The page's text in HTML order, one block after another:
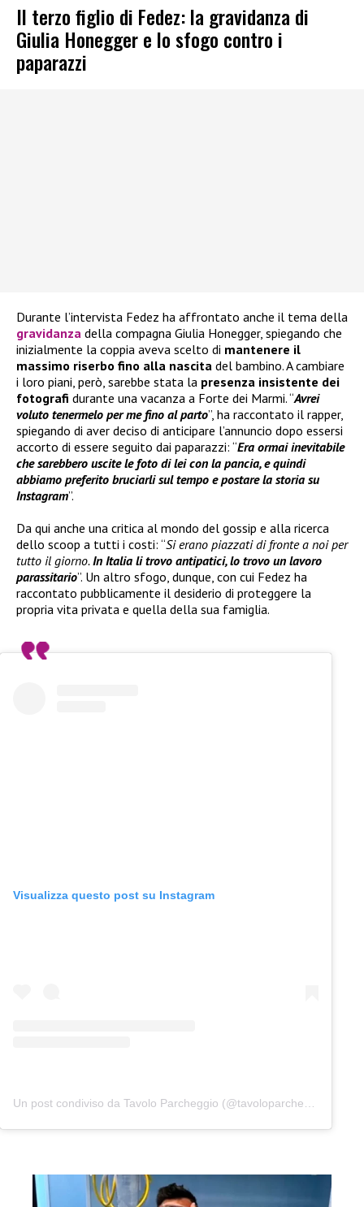
Il terzo figlio di Fedez: la gravidanza di
Giulia Honegger e lo sfogo contro i
paparazzi
Durante l’intervista Fedez ha affrontato anche il tema della
gravidanza della compagna Giulia Honegger, spiegando che
inizialmente la coppia aveva scelto di mantenere il
massimo riserbo fino alla nascita del bambino. A cambiare
i loro piani, però, sarebbe stata la presenza insistente dei
fotografi durante una vacanza a Forte dei Marmi. “Avrei
voluto tenermelo per me fino al parto”, ha raccontato il rapper,
spiegando di aver deciso di anticipare l’annuncio dopo essersi
accorto di essere seguito dai paparazzi: “Era ormai inevitabile
che sarebbero uscite le foto di lei con la pancia, e quindi
abbiamo preferito bruciarli sul tempo e postare la storia su
Instagram”.
Da qui anche una critica al mondo del gossip e alla ricerca
dello scoop a tutti i costi: “Si erano piazzati di fronte a noi per
tutto il giorno.In Italia li trovo antipatici, lo trovo un lavoro
parassitario”. Un altro sfogo, dunque, con cui Fedez ha
raccontato pubblicamente il desiderio di proteggere la
propria vita privata e quella della sua famiglia.
Visualizza questo post su Instagram
Un post condiviso da Tavolo Parcheggio (@tavoloparcheggio.podcast)